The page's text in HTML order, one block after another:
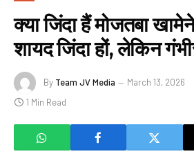
क्या जिंदा हैं मोजतबा
शायद जिंदा हों, लेकिन
By Team JV Media March 13, 2026
1 Min Read